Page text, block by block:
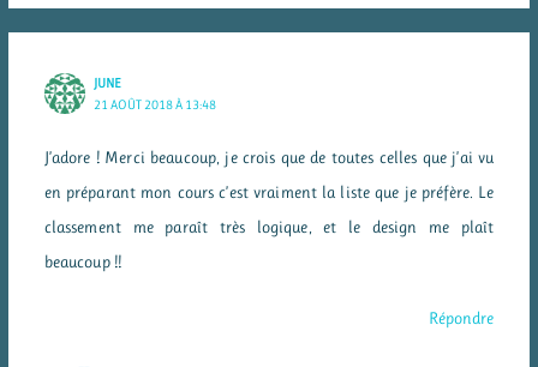
JUNE
21 AOÛT 2018 À 13:48
J’adore ! Merci beaucoup, je crois que de toutes celles que j’ai vu
en préparant mon cours c’est vraiment la liste que je préfère. Le
classement me paraît très logique, et le design me plaît
beaucoup !!
Répondre